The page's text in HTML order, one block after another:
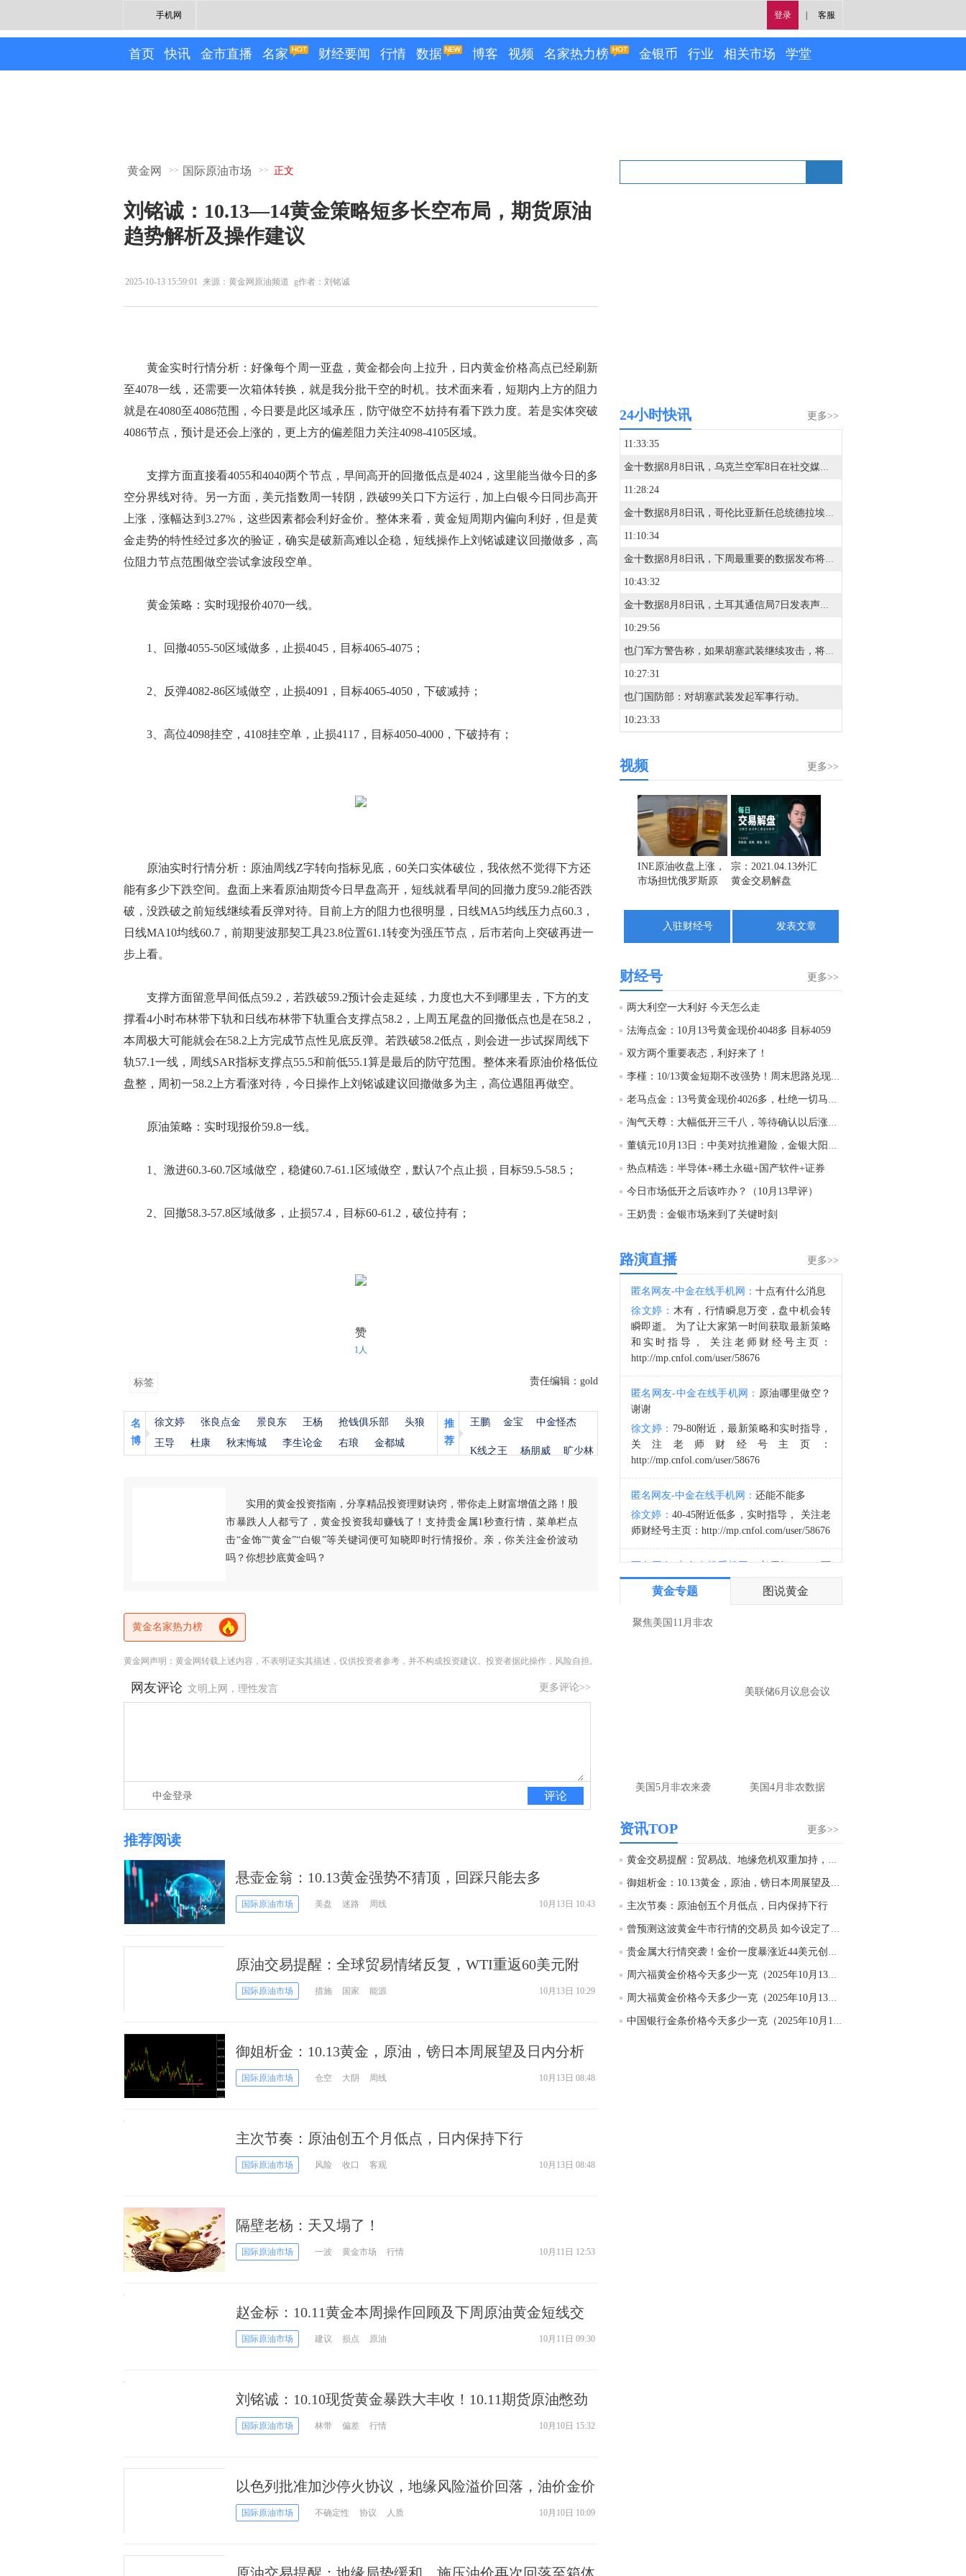
登录 客服
手机网
首页 快讯 金市直播 名家 财经要闻 行情 数据 博客 视频 名家热力榜 金银币 行业 相关市场 学堂
黄金网 >> 国际原油市场 >> 正文
刘铭诚：10.13—14黄金策略短多长空布局，期货原油
趋势解析及操作建议
2025-10-13 15:59:01 来源：黄金网原油频道 g作者：刘铭诚
黄金实时行情分析：好像每个周一亚盘，黄金都会向上拉升，日内黄金价格高点已经刷新
至4078一线，还需要一次箱体转换，就是我分批干空的时机。技术面来看，短期内上方的阻力
就是在4080至4086范围，今日要是此区域承压，防守做空不妨持有看下跌力度。若是实体突破
4086节点，预计是还会上涨的，更上方的偏差阻力关注4098-4105区域。
支撑方面直接看4055和4040两个节点，早间高开的回撤低点是4024，这里能当做今日的多
空分界线对待。另一方面，美元指数周一转阴，跌破99关口下方运行，加上白银今日同步高开
上涨，涨幅达到3.27%，这些因素都会利好金价。整体来看，黄金短周期内偏向利好，但是黄
金走势的特性经过多次的验证，确实是破新高难以企稳，短线操作上刘铭诚建议回撤做多，高
位阻力节点范围做空尝试拿波段空单。
黄金策略：实时现报价4070一线。
1、回撤4055-50区域做多，止损4045，目标4065-4075；
2、反弹4082-86区域做空，止损4091，目标4065-4050，下破减持；
3、高位4098挂空，4108挂空单，止损4117，目标4050-4000，下破持有；
原油实时行情分析：原油周线Z字转向指标见底，60关口实体破位，我依然不觉得下方还
能有多少下跌空间。盘面上来看原油期货今日早盘高开，短线就看早间的回撤力度59.2能否跌
破，没跌破之前短线继续看反弹对待。目前上方的阻力也很明显，日线MA5均线压力点60.3，
日线MA10均线60.7，前期斐波那契工具23.8位置61.1转变为强压节点，后市若向上突破再进一
步上看。
支撑方面留意早间低点59.2，若跌破59.2预计会走延续，力度也大不到哪里去，下方的支
撑看4小时布林带下轨和日线布林带下轨重合支撑点58.2，上周五尾盘的回撤低点也是在58.2，
本周极大可能就会在58.2上方完成节点性见底反弹。若跌破58.2低点，则会进一步试探周线下
轨57.1一线，周线SAR指标支撑点55.5和前低55.1算是最后的防守范围。整体来看原油价格低位
盘整，周初一58.2上方看涨对待，今日操作上刘铭诚建议回撤做多为主，高位遇阻再做空。
原油策略：实时现报价59.8一线。
1、激进60.3-60.7区域做空，稳健60.7-61.1区域做空，默认7个点止损，目标59.5-58.5；
2、回撤58.3-57.8区域做多，止损57.4，目标60-61.2，破位持有；
赞
1人
标签 责任编辑：gold
名
博
徐文婷 张良点金 景良东 王杨 抢钱俱乐部
头狼
王导
杜康 秋末悔城 李生论金 右琅 金都城
推
荐
王鹏 金宝 中金怪杰
K线之王 杨朋威 旷少林
实用的黄金投资指南，分享精品投资理财诀窍，带你走上财富增值之路！股
市暴跌人人都亏了，黄金投资我却赚钱了！支持贵金属1秒查行情，菜单栏点
击“金饰”“黄金”“白银”等关键词便可知晓即时行情报价。亲，你关注金价波动
吗？你想抄底黄金吗？
黄金名家热力榜
黄金网声明：黄金网转载上述内容，不表明证实其描述，仅供投资者参考，并不构成投资建议。投资者据此操作，风险自担。
更多评论>>
网友评论 文明上网，理性发言
评论
中金登录
推荐阅读
悬壶金翁：10.13黄金强势不猜顶，回踩只能去多
国际原油市场 美盘 迷路 周线 10月13日 10:43
原油交易提醒：全球贸易情绪反复，WTI重返60美元附
近，但反弹动力有限
国际原油市场 措施 国家 能源 10月13日 10:29
御姐析金：10.13黄金，原油，镑日本周展望及日内分析
国际原油市场 仓空 大阴 周线 10月13日 08:48
主次节奏：原油创五个月低点，日内保持下行
国际原油市场 风险 收口 客观 10月13日 08:48
隔壁老杨：天又塌了！
国际原油市场 一波 黄金市场 行情 10月11日 12:53
赵金标：10.11黄金本周操作回顾及下周原油黄金短线交
易策略
国际原油市场 建议 损点 原油 10月11日 09:30
刘铭诚：10.10现货黄金暴跌大丰收！10.11期货原油憋劲
做多看涨附操作建议
国际原油市场 林带 偏差 行情 10月10日 15:32
以色列批准加沙停火协议，地缘风险溢价回落，油价金价
或将下行
国际原油市场 不确定性 协议 人质 10月10日 10:09
更多>>
24小时快讯
11:33:35
金十数据8月8日讯，乌克兰空军8日在社交媒体称，乌克兰首都基辅，以及敖德萨州等多地有无人机来袭风险。基辅市军事管理局称，由于无人机和弹道导弹威胁，基辅市拉响防空警报。该部门还称，基辅一处燃料库起火，但未说明具体原因。据俄罗斯方面8日凌晨消息，俄罗斯萨马拉州、萨拉托夫州等多地有导弹来袭风险。今天已有十多个俄罗斯机场暂停航班起降。（央视新闻）
11:28:24
金十数据8月8日讯，哥伦比亚新任总统德拉埃斯普列亚7日在哥西南部城市卡利举行的总统就职仪式上发表演说，宣布政府将很快公布毒品恐怖组织名单，加大对毒品犯罪的打击力度。德拉埃斯普列亚说，新政府将把恢复国家安全和权威作为重点，要求武装部队和警察打击所有犯罪团伙，并通过根除非法作物等措施打击毒品犯罪。（新华社）
11:10:34
金十数据8月8日讯，下周最重要的数据发布将是周三公布的美国7月CPI报告，随后周四将公布PPI数据。德意志银行美国经济学家预计，整体消费者价格环比上涨0.15%，6月为下降0.42%；核心CPI预计环比上涨0.26%，与6月持平。对于PPI数据，预计整体PPI环比上涨0.22%（此前为0.13%）。
10:43:32
金十数据8月8日讯，土耳其通信局7日发表声明表示，土耳其当天同沙特阿拉伯和巴基斯坦签署的《麦加共同防务协议》与北约第五条即集体防御条款并不冲突。当天早些时候，沙特、土耳其和巴基斯坦三国领导人在沙特麦加签署《麦加共同防务协议》。协议规定，对三国中任何一国的武装攻击将被视为对三国全体的攻击。有舆论认为，土耳其签署该协议“违反《北大西洋公约》第五条即集体防御条款并建立了一个平行联盟结构”。土耳其通信局声明说，上述说法“完全没有根据”，是“显而易见的舆论操控”。声明说，该协议并不与包括北约在内的土耳其现有国际联盟承诺相冲突，相反，它构成了一种补充性合作机制，有助于维护区域安全。土耳（央视新闻）
10:29:56
也门军方警告称，如果胡塞武装继续攻击，将采取进一步回应措施。
10:27:31
也门国防部：对胡塞武装发起军事行动。
10:23:33
10:04:17
10:02:46
10:01:04
据以色列广播局：美国正施压以色列在加沙地区启动为期两周的停火，以实施解除哈马斯武装的计划。
09:11:37
金十数据8月8日讯，据一名美国官员称，乌克兰已同意不针对一些非俄罗斯籍的油轮以及对哈萨克斯坦原油出口至关重要的黑海基础设施。此前，上个月对船只的袭击导致装货中断。该美国官员表示，乌克兰已设立联络点，以便商业航运公司能够沟通信息并确保安全通行。此次承诺是在美国高级政府领导人与乌克兰领导层举行会议后达成的，标志着可能在地区石油运输量增加方面迈出重要一步。此前，由于近期多次袭击发生在俄罗斯新罗西斯克的里海管道联盟终端附近，导致该地区的活动大幅降温。
09:00:18
VIP限时95折，全新持仓报告焕新升级，新增期权增减占比，获取多空突破动能！月均342元/月起>>
更多>>
视频
INE原油收盘上涨，
市场担忧俄罗斯原
宗：2021.04.13外汇
黄金交易解盘
入驻财经号 发表文章
更多>>
财经号
两大利空一大利好 今天怎么走
法海点金：10月13号黄金现价4048多 目标4059
双方两个重要表态，利好来了！
李槿：10/13黄金短期不改强势！周末思路兑现收割！
老马点金：13号黄金现价4026多，杜绝一切马后炮！
淘气天尊：大幅低开三千八，等待确认以后涨起！
董镇元10月13日：中美对抗推避险，金银大阳冲新高
热点精选：半导体+稀土永磁+国产软件+证券
今日市场低开之后该咋办？（10月13早评）
王奶贵：金银市场来到了关键时刻
更多>>
路演直播
匿名网友-中金在线手机网： 十点有什么消息
徐文婷： 木有，行情瞬息万变，盘中机会转
瞬即逝。 为了让大家第一时间获取最新策略
和实时指导， 关注老师财经号主页：
http://mp.cnfol.com/user/58676
匿名网友-中金在线手机网： 原油哪里做空？
谢谢
徐文婷： 79-80附近，最新策略和实时指导，
关注老师财经号主页：
http://mp.cnfol.com/user/58676
匿名网友-中金在线手机网： 还能不能多
徐文婷： 40-45附近低多，实时指导， 关注老
师财经号主页：http://mp.cnfol.com/user/58676
匿名网友-中金在线手机网：老师好，4345可
以多吗？
让大家第一时间获取最新策略和实时指
匿名网友-中金在线手机网：
黄金多，看到什
徐文婷：
时指导， 关注老师财经号主页：
http://mp.cnfol.com/user/58676
匿名网友-中金在线手机网：止损多少 老师
徐文婷： 7美金
度。70一50？。
徐文婷：带上止损博弈，实时指导， 关注老
师财经号主页：http://mp.cnfol.com/user/58676
匿名网友-中金在线手机网：老师好，金现在
黄金专题 图说黄金
聚焦美国11月非农
美联储6月议息会议
美国5月非农来袭 美国4月非农数据
更多>>
资讯TOP
黄金交易提醒：贸易战、地缘危机双重加持，金价...
御姐析金：10.13黄金，原油，镑日本周展望及日...
主次节奏：原油创五个月低点，日内保持下行
曾预测这波黄金牛市行情的交易员 如今设定了新...
贵金属大行情突袭！金价一度暴涨近44美元创历史...
周六福黄金价格今天多少一克（2025年10月13日）...
周大福黄金价格今天多少一克（2025年10月13日）
中国银行金条价格今天多少一克（2025年10月13日...